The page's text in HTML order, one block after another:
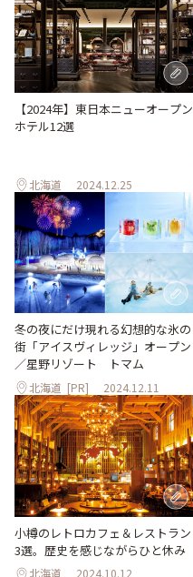
【2024年】東日本ニューオープン
ホテル12選
北海道 2024.12.25
冬の夜にだけ現れる幻想的な氷の
街「アイスヴィレッジ」オープン
／星野リゾート トマム
北海道 [PR] 2024.12.11
小樽のレトロカフェ＆レストラン
3選。歴史を感じながらひと休み
北海道 2024.10.12